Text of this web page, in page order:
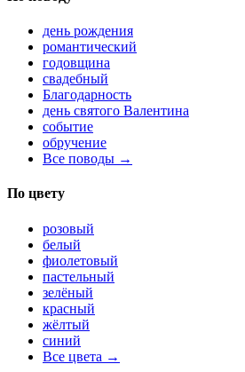
день рождения
романтический
годовщина
свадебный
Благодарность
день святого Валентина
событие
обручение
Все поводы →
По цвету
розовый
белый
фиолетовый
пастельный
зелёный
красный
жёлтый
синий
Все цвета →